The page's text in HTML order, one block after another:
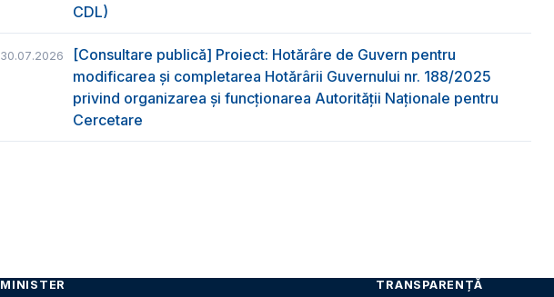
CDL)
30.07.2026
[Consultare publică] Proiect: Hotărâre de Guvern pentru
modificarea și completarea Hotărârii Guvernului nr. 188/2025
privind organizarea şi funcţionarea Autorităţii Naţionale pentru
Cercetare
MINISTER TRANSPARENȚĂ